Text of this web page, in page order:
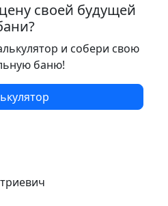
своей будущей
и собери свою
баню!